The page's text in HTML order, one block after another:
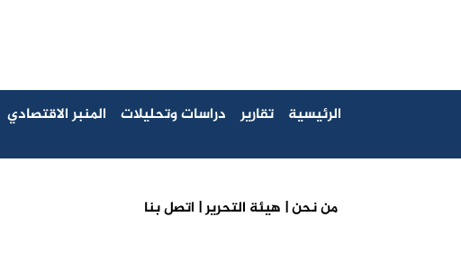
من نحن | هيئة التحرير | اتصل بنا
الرئيسية تقارير دراسات وتحليلات المنبر الاقتصادي